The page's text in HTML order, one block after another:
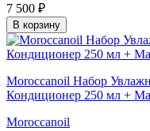
7 500 ₽
В корзину
Moroccanoil Набор
Кондиционер 250 мл +
Moroccanoil